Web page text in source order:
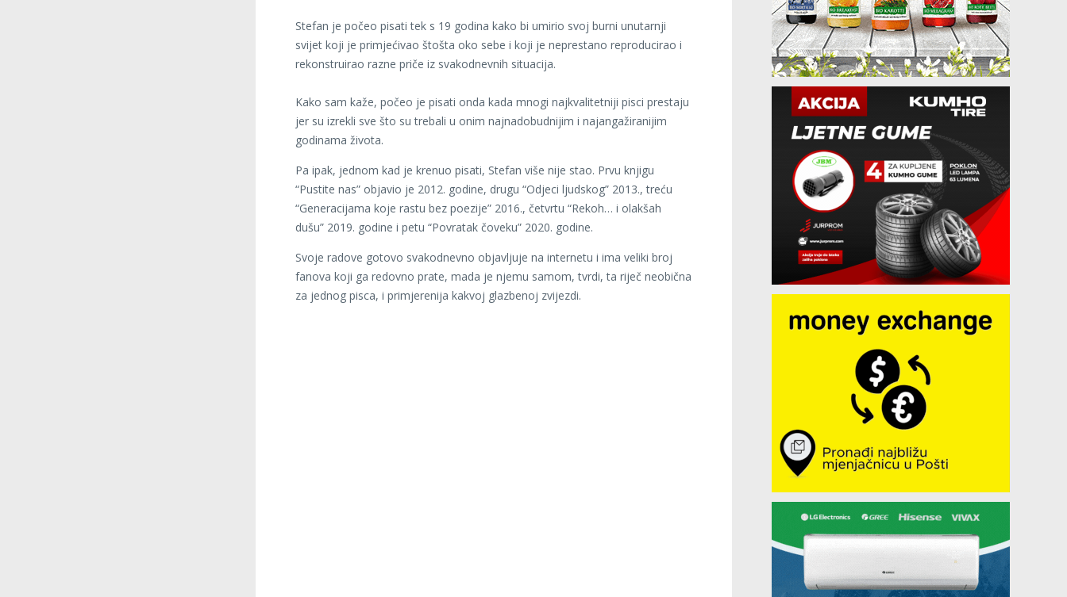
Stefan je počeo pisati tek s 19 godina kako bi umirio svoj burni unutarnji
svijet koji je primjećivao štošta oko sebe i koji je neprestano reproducirao i
rekonstruirao razne priče iz svakodnevnih situacija.
Kako sam kaže, počeo je pisati onda kada mnogi najkvalitetniji pisci prestaju
jer su izrekli sve što su trebali u onim najnadobudnijim i najangažiranijim
godinama života.
Pa ipak, jednom kad je krenuo pisati, Stefan više nije stao. Prvu knjigu
“Pustite nas” objavio je 2012. godine, drugu “Odjeci ljudskog” 2013., treću
“Generacijama koje rastu bez poezije” 2016., četvrtu “Rekoh… i olakšah
dušu” 2019. godine i petu “Povratak čoveku” 2020. godine.
Svoje radove gotovo svakodnevno objavljuje na internetu i ima veliki broj
fanova koji ga redovno prate, mada je njemu samom, tvrdi, ta riječ neobična
za jednog pisca, i primjerenija kakvoj glazbenoj zvijezdi.